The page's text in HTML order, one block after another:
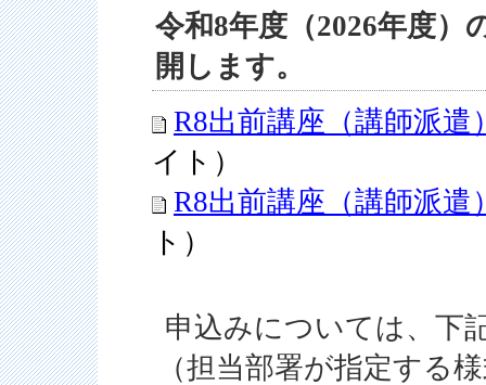
令和8年度（2026年度）
開します。
R8出前講座（講師派遣
イト）
R8出前講座（講師派遣
ト）
申込みについては、下
（担当部署が指定する